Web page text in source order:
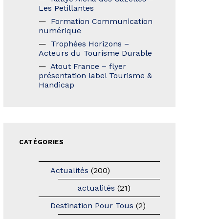
Les Petillantes
Formation Communication
numérique
Trophées Horizons –
Acteurs du Tourisme Durable
Atout France – flyer
présentation label Tourisme &
Handicap
CATÉGORIES
Actualités (200)
actualités (21)
Destination Pour Tous (2)